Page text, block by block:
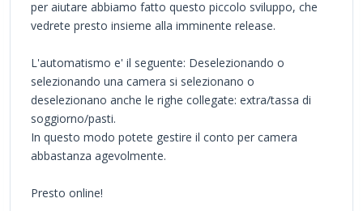
per aiutare abbiamo fatto questo piccolo sviluppo, che
vedrete presto insieme alla imminente release.
L'automatismo e' il seguente: Deselezionando o
selezionando una camera si selezionano o
deselezionano anche le righe collegate: extra/tassa di
soggiorno/pasti.
In questo modo potete gestire il conto per camera
abbastanza agevolmente.
Presto online!